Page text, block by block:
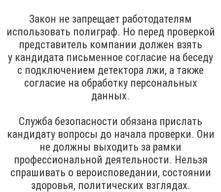
Закон не запрещает работодателям
использовать полиграф. Но перед проверкой
представитель компании должен взять
у кандидата письменное согласие на беседу
с подключением детектора лжи, а также
согласие на обработку персональных
данных.
Служба безопасности обязана прислать
кандидату вопросы до начала проверки. Они
не должны выходить за рамки
профессиональной деятельности. Нельзя
спрашивать о вероисповедании, состоянии
здоровья, политических взглядах.